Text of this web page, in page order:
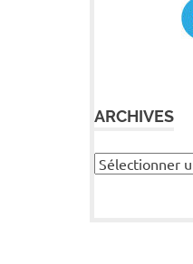
ARCHIVES
Archives